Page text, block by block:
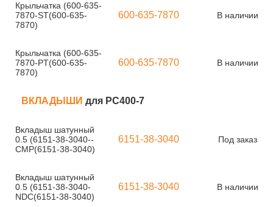
Крыльчатка (600-635-
7870-ST(600-635-
7870)
600-635-7870 В наличии
Крыльчатка (600-635-
7870-PT(600-635-
7870)
600-635-7870 В наличии
ВКЛАДЫШИ для PC400-7
Вкладыш шатунный
0.5 (6151-38-3040--
CMP(6151-38-3040)
6151-38-3040 Под заказ
Вкладыш шатунный
0.5 (6151-38-3040-
NDC(6151-38-3040)
6151-38-3040 В наличии